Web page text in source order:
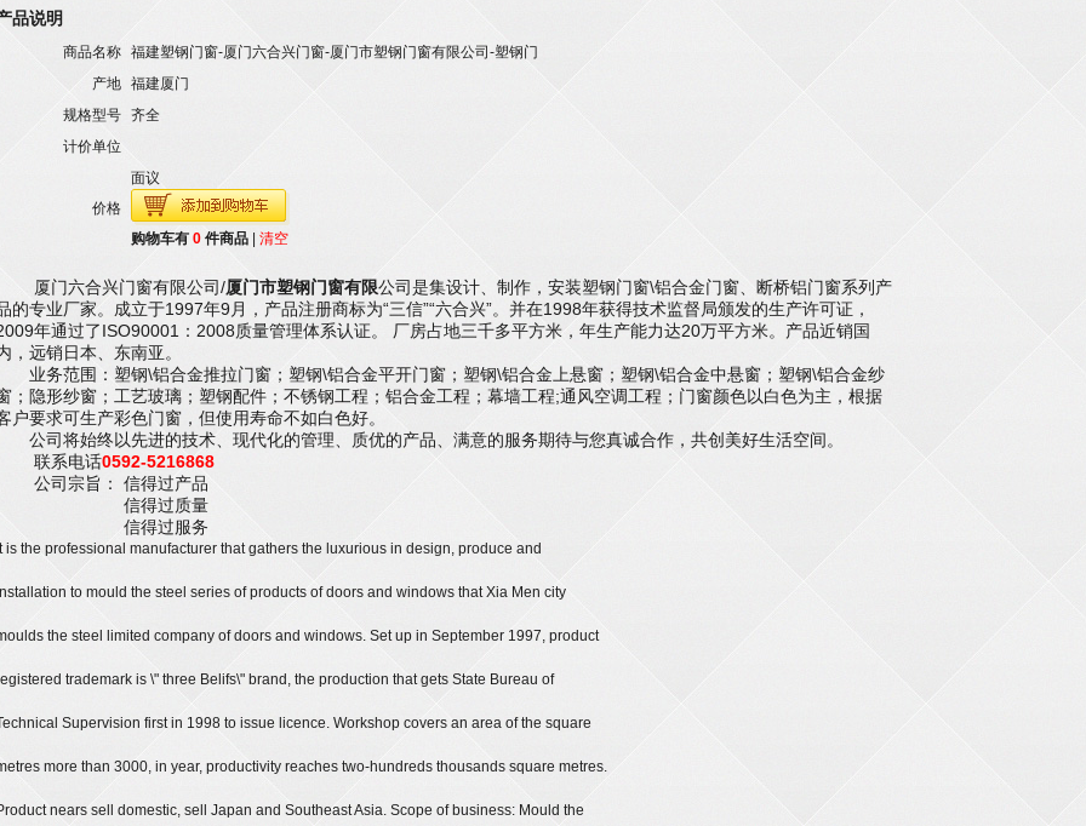
品说明
商品名称 福建塑钢门窗-厦门六合兴门窗-厦门市塑钢门窗有限公司-塑钢门
产地 福建厦门
规格型号 齐全
计价单位
价格
面议
购物车有 0 件商品 清空
厦门六合兴门窗有限公司/厦门市塑钢门窗有限公司是集设计、制作，安装塑钢门窗\铝合金门窗、断桥铝门窗系列产
的专业厂家。成立于1997年9月，产品注册商标为“三信”“六合兴”。并在1998年获得技术监督局颁发的生产许可证，
年通过了ISO90001：2008质量管理体系认证。 厂房占地三千多平方米，年生产能力达20万平方米。产品近销国
，远销日本、东南亚。
务范围：塑钢\铝合金推拉门窗；塑钢\铝合金平开门窗；塑钢\铝合金上悬窗；塑钢\铝合金中悬窗；塑钢\铝合金纱
；隐形纱窗；工艺玻璃；塑钢配件；不锈钢工程；铝合金工程；幕墙工程;通风空调工程；门窗颜色以白色为主，根据
户要求可生产彩色门窗，但使用寿命不如白色好。
司将始终以先进的技术、现代化的管理、质优的产品、满意的服务期待与您真诚合作，共创美好生活空间。
联系电话0592-5216868
司宗旨： 信得过产品
得过质量
得过服务
is the professional manufacturer that gathers the luxurious in design, produce and
to mould the steel series of products of doors and windows that Xia Men city
the steel limited company of doors and windows. Set up in September 1997, product
trademark is \" three Belifs\" brand, the production that gets State Bureau of
Supervision first in 1998 to issue licence. Workshop covers an area of the square
more than 3000, in year, productivity reaches two-hundreds thousands square metres.
nears sell domestic, sell Japan and Southeast Asia. Scope of business: Mould the